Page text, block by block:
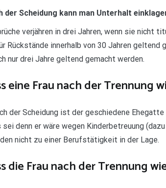
der Scheidung kann man Unterhalt
verjähren in drei Jahren, wenn sie nicht
Rückstände innerhalb von 30 Jahren
nur drei Jahre geltend gemacht werden.
eine Frau nach der Trennung
der Scheidung ist der geschiedene
denn er wäre wegen Kinderbetreuung
nicht zu einer Berufstätigkeit in der Lage.
die Frau nach der Trennung